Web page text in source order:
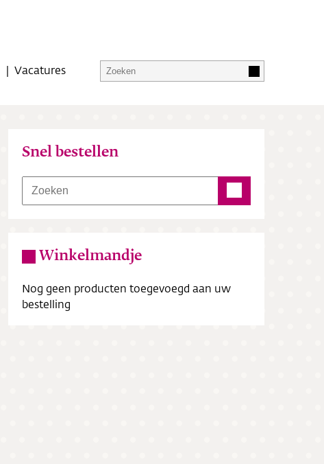
Vacatures
Snel bestellen
Winkelmandje
Nog geen producten toegevoegd aan uw
bestelling